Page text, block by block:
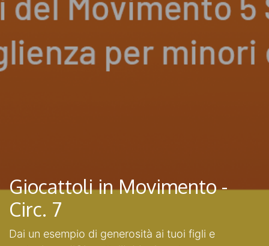
Giocattoli in Movimento -
Circ. 7
Dai un esempio di generosità ai tuoi figli e